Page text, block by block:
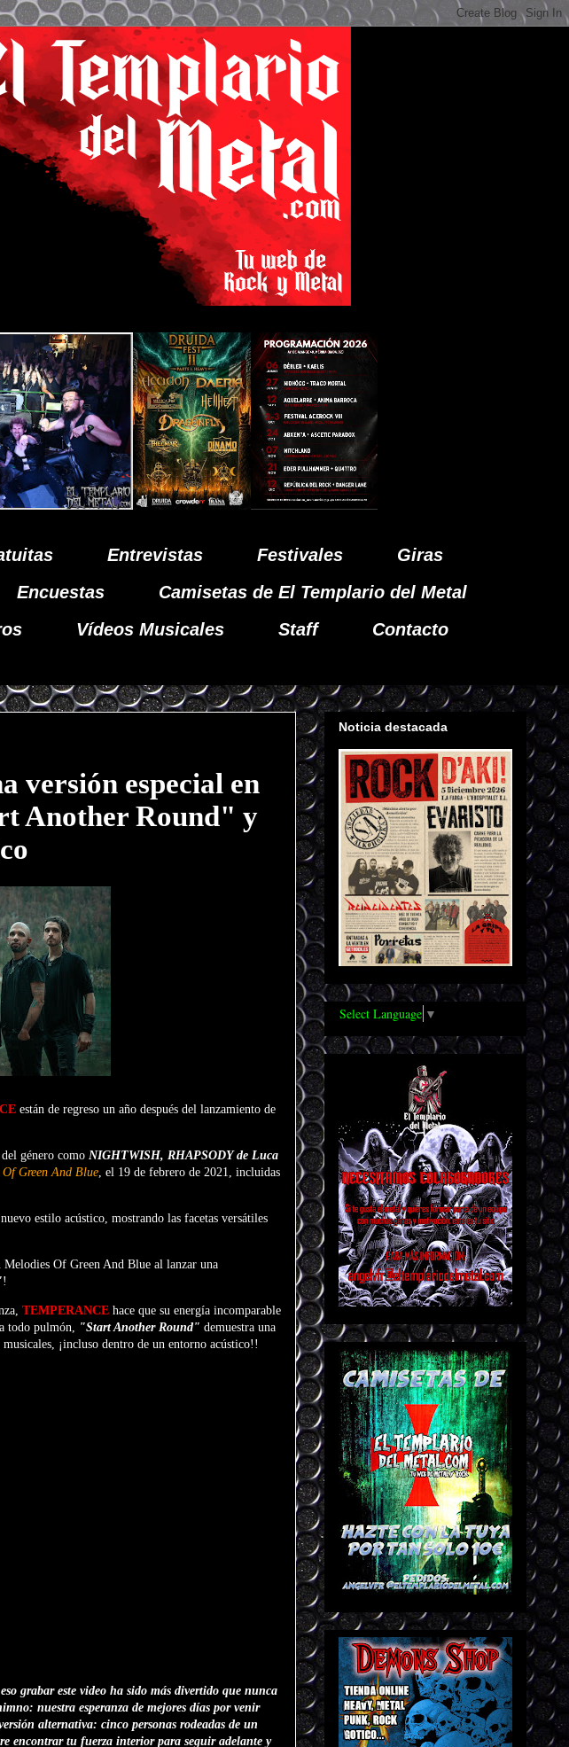
Entrevistas Festivales
Giras
Encuestas
Camisetas de El Templario del Metal
Vídeos Musicales Staff
Contacto
versión especial en
Another Round" y
están de regreso un año después del lanzamiento de
género como NIGHTWISH, RHAPSODY de Luca
Green And Blue, el 19 de febrero de 2021, incluidas
estilo acústico, mostrando las facetas versátiles
Melodies Of Green And Blue al lanzar una
!
TEMPERANCE hace que su energía incomparable
todo pulmón, "Start Another Round" demuestra una
¡incluso dentro de un entorno acústico!!
grabar este video ha sido más divertido que nunca
nuestra esperanza de mejores días por venir
alternativa: cinco personas rodeadas de un
encontrar tu fuerza interior para seguir adelante y
Noticia destacada
Select Language ▼